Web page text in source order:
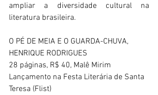
ampliar a diversidade cultural na
literatura brasileira.
O PÉ DE MEIA E O GUARDA-CHUVA,
HENRIQUE RODRIGUES
28 páginas, R$ 40, Malê Mirim
Lançamento na Festa Literária de Santa
Teresa (Flist)